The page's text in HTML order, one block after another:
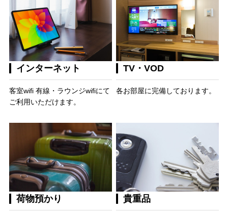
インターネット
客室wifi 有線・ラウンジwifiにて
ご利用いただけます。
TV・VOD
各お部屋に完備しております。
荷物預かり 貴重品